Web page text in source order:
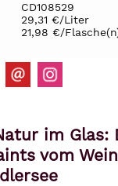
CD108529
29,31 €/Liter
21,98 €/
im Glas:
vom